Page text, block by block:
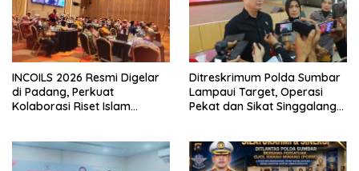
INCOILS 2026 Resmi Digelar
di Padang, Perkuat
Kolaborasi Riset Islam
Ditreskrimum Polda Sumbar
Lampaui Target, Operasi
Pekat dan Sikat Singgalang